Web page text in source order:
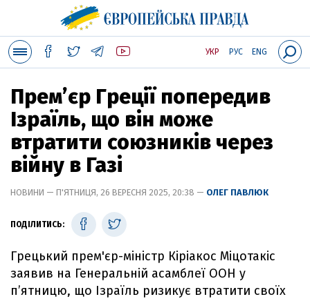
УКР РУС ENG
Премʼєр Греції попередив
Ізраїль, що він може
втратити союзників через
війну в Газі
НОВИНИ — П'ЯТНИЦЯ, 26 ВЕРЕСНЯ 2025, 20:38 — ОЛЕГ ПАВЛЮК
ПОДІЛИТИСЬ:
Грецький прем'єр-міністр Кіріакос Міцотакіс
заявив на Генеральній асамблеї ООН у
пʼятницю, що Ізраїль ризикує втратити своїх